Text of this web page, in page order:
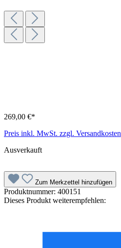
269,00 €*
Preis inkl. MwSt. zzgl. Versandkosten
Ausverkauft
Zum Merkzettel hinzufügen
Produktnummer: 400151
Dieses Produkt weiterempfehlen: